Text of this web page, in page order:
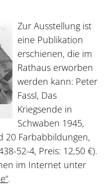
Zur Ausstellung ist
eine Publikation
erschienen, die im
Rathaus erworben
werden kann: Peter
Fassl, Das
Kriegsende in
Schwaben 1945,
20 Farbabbildungen,
52-4, Preis: 12,50 €).
im Internet unter
.